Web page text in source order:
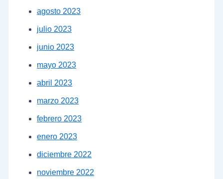
agosto 2023
julio 2023
junio 2023
mayo 2023
abril 2023
marzo 2023
febrero 2023
enero 2023
diciembre 2022
noviembre 2022